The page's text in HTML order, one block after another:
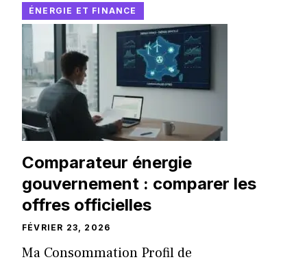
ÉNERGIE ET FINANCE
Comparateur énergie
gouvernement : comparer les
offres officielles
FÉVRIER 23, 2026
Ma Consommation Profil de